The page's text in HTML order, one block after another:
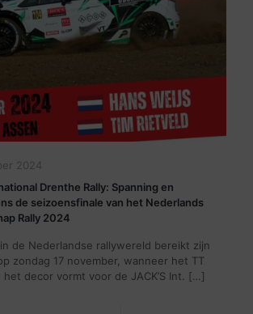
2024
Drenthe Rally: Spanning en
de seizoensfinale van het Nederlands
Rally 2024
de Nederlandse rallywereld bereikt zijn
zondag 17 november, wanneer het TT
decor vormt voor de JACK’S Int.
[…]